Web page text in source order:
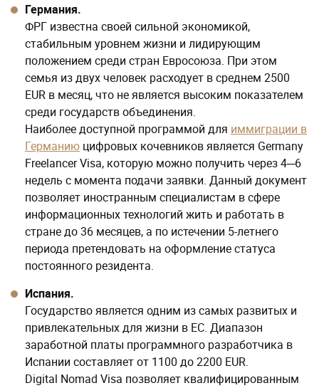
Германия.
ФРГ известна своей сильной экономикой,
стабильным уровнем жизни и лидирующим
положением среди стран Евросоюза. При этом
семья из двух человек расходует в среднем 2500
EUR в месяц, что не является высоким показателем
среди государств объединения.
Наиболее доступной программой для иммиграции в
Германию цифровых кочевников является Germany
Freelancer Visa, которую можно получить через 4─6
недель с момента подачи заявки. Данный документ
позволяет иностранным специалистам в сфере
информационных технологий жить и работать в
стране до 36 месяцев, а по истечении 5-летнего
периода претендовать на оформление статуса
постоянного резидента.
Испания.
Государство является одним из самых развитых и
привлекательных для жизни в ЕС. Диапазон
заработной платы программного разработчика в
Испании составляет от 1100 до 2200 EUR.
Digital Nomad Visa позволяет квалифицированным